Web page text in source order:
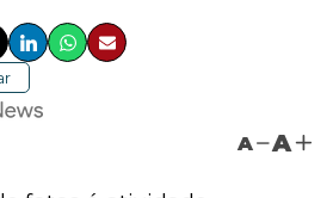
A A